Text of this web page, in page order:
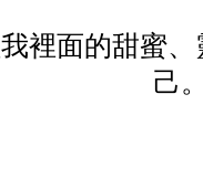
裡面的甜蜜
己